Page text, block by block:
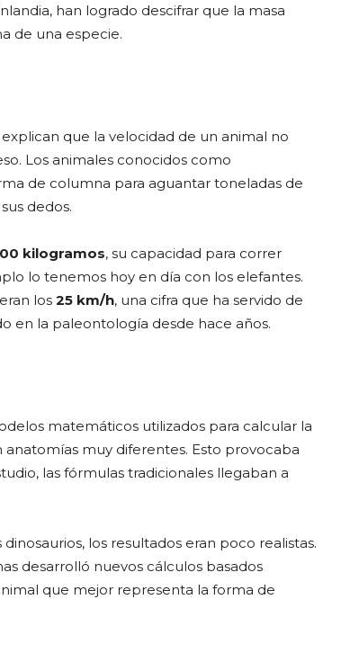
han logrado descifrar que la masa
de una especie.
que la velocidad de un animal no
Los animales conocidos como
de columna para aguantar toneladas de
dedos.
kilogramos, su capacidad para correr
lo tenemos hoy en día con los elefantes.
los 25 km/h, una cifra que ha servido de
en la paleontología desde hace años.
matemáticos utilizados para calcular la
muy diferentes. Esto provocaba
las fórmulas tradicionales llegaban a
los resultados eran poco realistas.
desarrolló nuevos cálculos basados
que mejor representa la forma de